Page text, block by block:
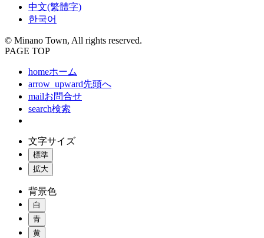
中文(繁體字)
한국어
© Minano Town, All rights reserved.
PAGE TOP
homeホーム
arrow_upward先頭へ
mailお問合せ
search検索
文字サイズ
標準
拡大
背景色
白
青
黄